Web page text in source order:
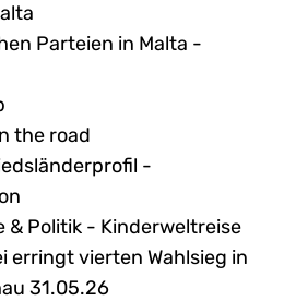
Parteien in Malta -
the road
-
& Politik - Kinderweltreise
erringt vierten Wahlsieg in
31.05.26